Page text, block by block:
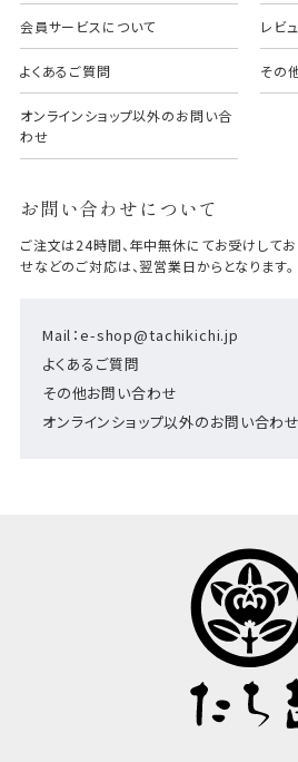
会員サービスについて レビ
よくあるご質問 その
オンラインショップ以外のお問い合
わせ
お問い合わせについて
Mail：e-shop@tachikichi.jp
よくあるご質問
その他お問い合わせ
オンラインショップ以外のお問い合わせ
ご注文は24時間、年中無休にてお受けしてお
せなどのご対応は、翌営業日からとなります。